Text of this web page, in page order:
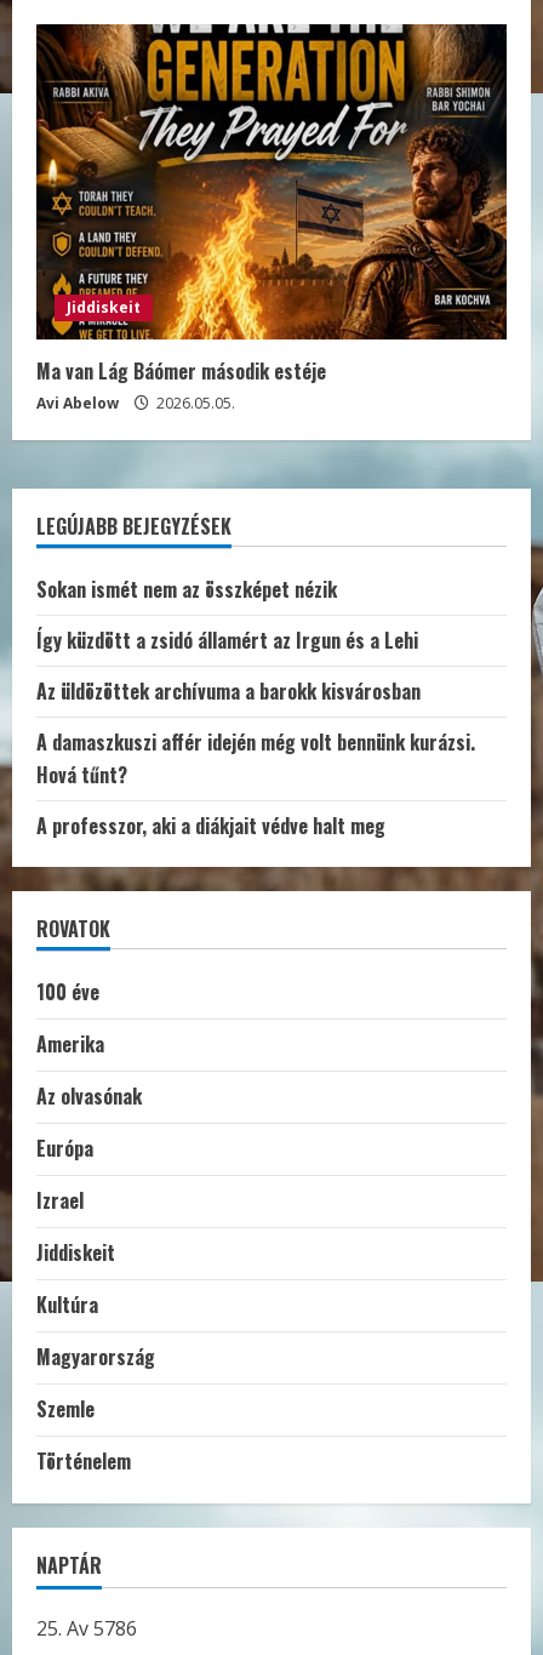
Jiddiskeit
Ma van Lág Báómer második estéje
Avi Abelow 2026.05.05.
LEGÚJABB BEJEGYZÉSEK
Sokan ismét nem az összképet nézik
Így küzdött a zsidó államért az Irgun és a Lehi
Az üldözöttek archívuma a barokk kisvárosban
A damaszkuszi affér idején még volt bennünk kurázsi.
Hová tűnt?
A professzor, aki a diákjait védve halt meg
ROVATOK
100 éve
Amerika
Az olvasónak
Európa
Izrael
Jiddiskeit
Kultúra
Magyarország
Szemle
Történelem
NAPTÁR
25. Av 5786